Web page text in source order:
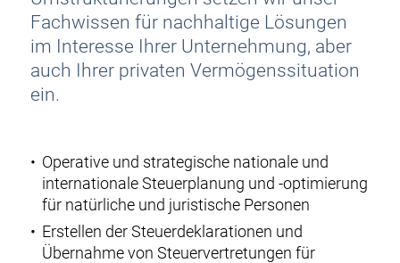
Fachwissen für nachhaltige Lösungen
im Interesse Ihrer Unternehmung, aber
auch Ihrer privaten Vermögenssituation
ein.
Operative und strategische nationale und
internationale Steuerplanung und-optimierung
für natürliche und juristische Personen
Erstellen der Steuerdeklarationen und
Übernahme von Steuervertretungen für